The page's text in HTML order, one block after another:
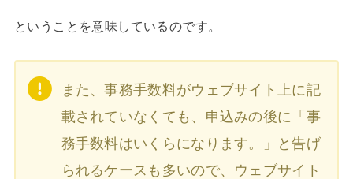
ということを意味しているのです。
また、事務手数料がウェブサイト上に記
載されていなくても、申込みの後に「事
務手数料はいくらになります。」と告げ
られるケースも多いので、ウェブサイト